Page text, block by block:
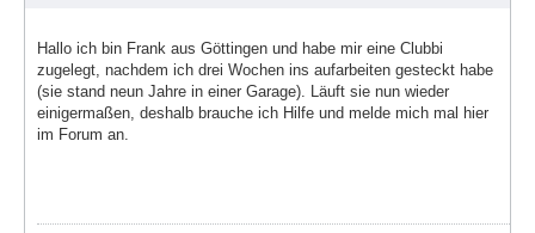
Hallo ich bin Frank aus Göttingen und habe mir eine Clubbi
zugelegt, nachdem ich drei Wochen ins aufarbeiten gesteckt habe
(sie stand neun Jahre in einer Garage). Läuft sie nun wieder
einigermaßen, deshalb brauche ich Hilfe und melde mich mal hier
im Forum an.